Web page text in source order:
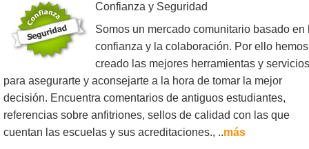
Confianza y Seguridad
Somos un mercado comunitario basado en
confianza y la colaboración. Por ello hemos
creado las mejores herramientas y servicios
para asegurarte y aconsejarte a la hora de tomar la mejor
decisión. Encuentra comentarios de antiguos estudiantes,
referencias sobre anfitriones, sellos de calidad con las que
cuentan las escuelas y sus acreditaciones., ..más